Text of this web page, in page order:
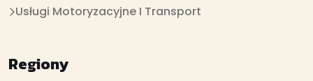
Usługi Motoryzacyjne I Transport
Regiony